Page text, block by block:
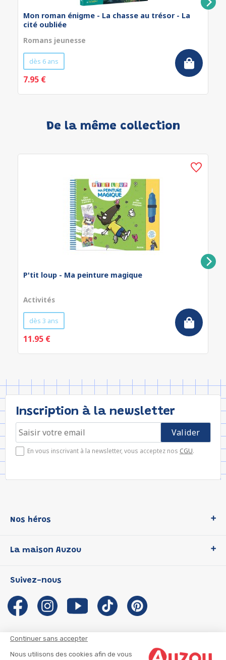
Continuer sans accepter
Nous utilisons des cookies afin de vous
Mon roman énigme - La chasse au trésor - La
cité oubliée
Romans jeunesse
dès 6 ans
7.95 €
De la même collection
P'tit loup - Ma peinture magique
Activités
dès 3 ans
11.95 €
Inscription à la newsletter
En vous inscrivant à la newsletter, vous acceptez nos CGU.
Nos héros
P'tit Loup
Les Influenceuses
Migali
Petite Taupe
La maison Auzou
Notre histoire
Auzou s'engage
Auteurs et illustrateurs Auzou
Suivez-nous